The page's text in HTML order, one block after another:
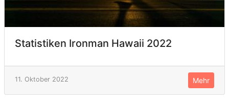
Statistiken Ironman Hawaii 2022
11. Oktober 2022 Mehr